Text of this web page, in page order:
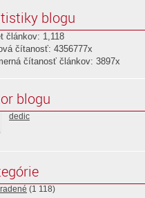
blogu
článkov: 1,118
čítanosť: 4356777x
čítanosť článkov: 3897x
blogu
dedic
(1 118)